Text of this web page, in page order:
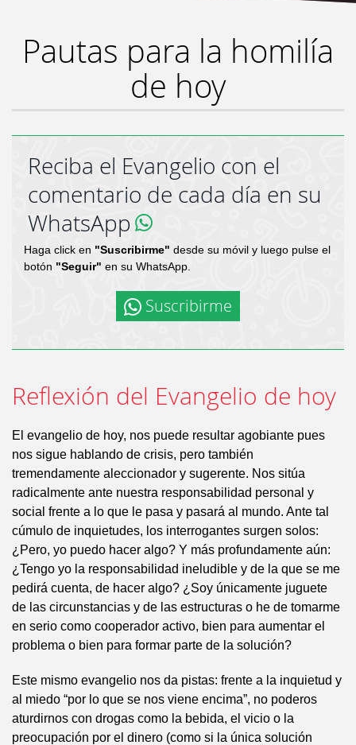
Pautas para la homilía
de hoy
Reciba el Evangelio con el
comentario de cada día en su
WhatsApp
Haga click en "Suscribirme" desde su móvil y luego pulse el
botón "Seguir" en su WhatsApp.
Suscribirme
Reflexión del Evangelio de hoy
El evangelio de hoy, nos puede resultar agobiante pues
nos sigue hablando de crisis, pero también
tremendamente aleccionador y sugerente. Nos sitúa
radicalmente ante nuestra responsabilidad personal y
social frente a lo que le pasa y pasará al mundo. Ante tal
cúmulo de inquietudes, los interrogantes surgen solos:
¿Pero, yo puedo hacer algo? Y más profundamente aún:
¿Tengo yo la responsabilidad ineludible y de la que se me
pedirá cuenta, de hacer algo? ¿Soy únicamente juguete
de las circunstancias y de las estructuras o he de tomarme
en serio como cooperador activo, bien para aumentar el
problema o bien para formar parte de la solución?
Este mismo evangelio nos da pistas: frente a la inquietud y
al miedo “por lo que se nos viene encima”, no poderos
aturdirnos con drogas como la bebida, el vicio o la
preocupación por el dinero (como si la única solución